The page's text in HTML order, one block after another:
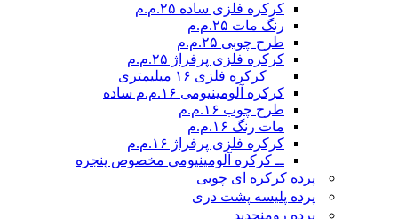
کرکره فلزی ساده ۲۵.م.م
رنگ مات ۲۵.م.م
طرح چوبی ۲۵.م.م
کرکره فلزی پرفراژ ۲۵.م.م
__ کرکره فلزی ۱۶ میلیمتری
کرکره آلومینیومی ۱۶.م.م ساده
طرح چوب ۱۶.م.م
مات رنگ ۱۶.م.م
کرکره فلزی پرفراژ ۱۶.م.م
ــ کرکره آلومینیومی مخصوص پنجره
پرده کرکره ای چوبی
پرده پلیسه پشت دری
پرده رومنجدید